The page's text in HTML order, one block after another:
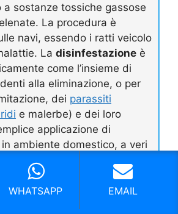
sostanze tossiche gassose
La procedura è
navi, essendo i ratti veicolo
La disinfestazione è
come l’insieme di
alla eliminazione, o per
dei parassiti
e malerbe) e dei loro
applicazione di
ambiente domestico, a veri
Pulizie Centri Di
WHATSAPP EMAIL